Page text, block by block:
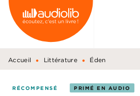
MENU RECHERCHE
PIED DE PAGE
Accueil • Littérature • Éden
RÉCOMPENSÉ PRIMÉ EN AUDIO